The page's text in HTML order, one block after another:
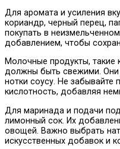
Для аромата и усиления
кориандр, черный перец,
покупать в
добавлением, чтобы
Молочные продукты, такие
должны быть свежими. Они
нотки соусу. Не забывайте
кислотность, добавляя
Для маринада и подачи
лимонный сок. Их
овощей. Важно выбрать
искусственных добавок и